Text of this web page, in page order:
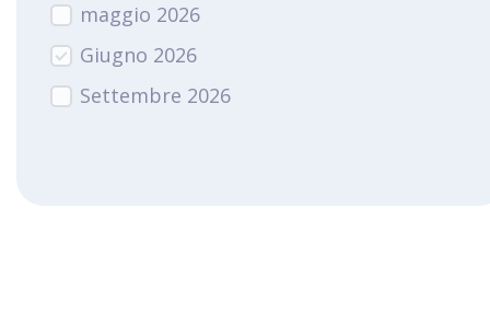
maggio 2026
Giugno 2026
Settembre 2026